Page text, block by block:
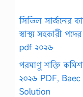
সিভিল সার্জনের
স্বাস্থ্য সহকারী
pdf ২০২৬
পরমাণু শক্তি
২০২৬ PDF,
Solution